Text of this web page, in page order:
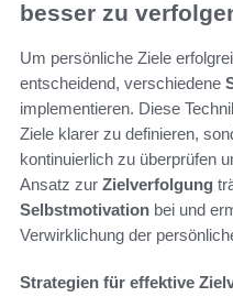
besser zu
Um persönliche Ziele
entscheidend, verschiedene
implementieren. Diese
Ziele klarer zu definieren,
kontinuierlich zu überprüfen
Ansatz zur Zielverfolgung
Selbstmotivation bei und
Verwirklichung der
Strategien für effektive